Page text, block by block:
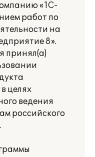
«1С-
работ по
на
8».
принял(а)
целях
ведения
российского